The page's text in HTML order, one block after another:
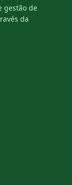
gestão de
da